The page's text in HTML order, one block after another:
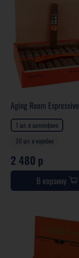
Aging Room Espressivo
1 шт. в целлофане
20 шт. в коробке
2 480 р
В корзину